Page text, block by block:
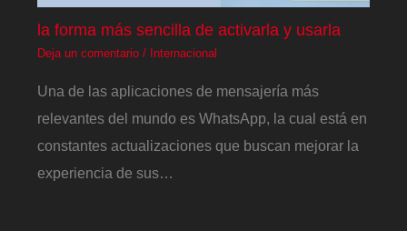
la forma más sencilla de activarla y usarla
Deja un comentario / Internacional
Una de las aplicaciones de mensajería más
relevantes del mundo es WhatsApp, la cual está en
constantes actualizaciones que buscan mejorar la
experiencia de sus…